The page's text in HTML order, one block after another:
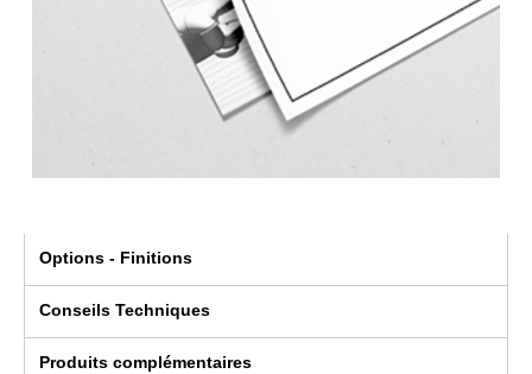
Options - Finitions
Conseils Techniques
Produits complémentaires